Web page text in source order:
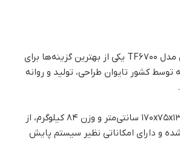
تردمیل تایتان فیتنس مدل TF6700 یکی از بهترین گزینه‌ها برای
کشور تایوان طراحی، تولید و روانه
این تردمیل با ابعاد 170x75x135 سانتی‌متر و وزن 84 کیلوگرم، از
و دارای امکاناتی نظیر سیستم‌ پایش